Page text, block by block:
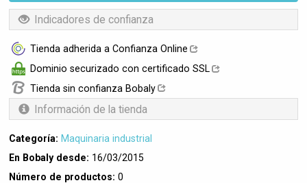
Indicadores de confianza
Tienda adherida a Confianza Online
Dominio securizado con certificado SSL
Tienda sin confianza Bobaly
Información de la tienda
Categoría: Maquinaria industrial
En Bobaly desde: 16/03/2015
Número de productos: 0